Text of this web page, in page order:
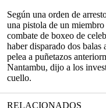
Según una orden de
una pistola de un
combate de boxeo de
haber disparado dos
pelea a puñetazos
Nantambu, dijo a los
cuello.
RELACIONADOS